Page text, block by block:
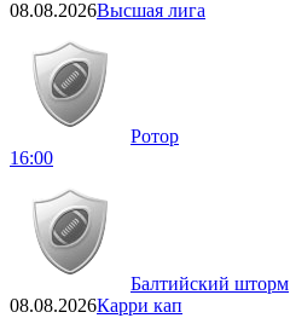
08.08.2026Высшая лига
Ротор
16:00
Балтийский шторм
08.08.2026Карри кап